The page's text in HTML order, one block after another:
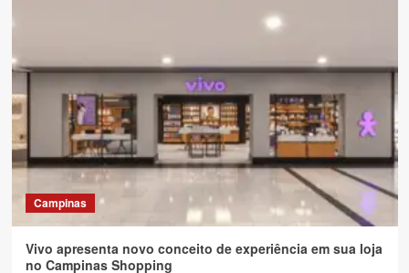
Campinas
Vivo apresenta novo conceito de experiência em sua loja
no Campinas Shopping